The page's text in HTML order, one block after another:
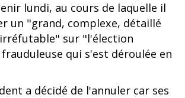
lundi, au cours de laquelle il
un "grand, complexe, détaillé
sur "l'élection
qui s'est déroulée en
a décidé de l'annuler car ses